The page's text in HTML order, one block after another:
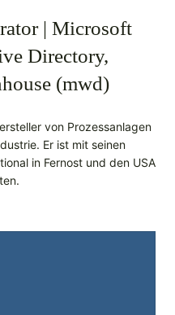
| Microsoft
Directory,
(mwd)
von Prozessanlagen
Er ist mit seinen
in Fernost und den USA